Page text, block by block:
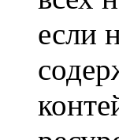
если